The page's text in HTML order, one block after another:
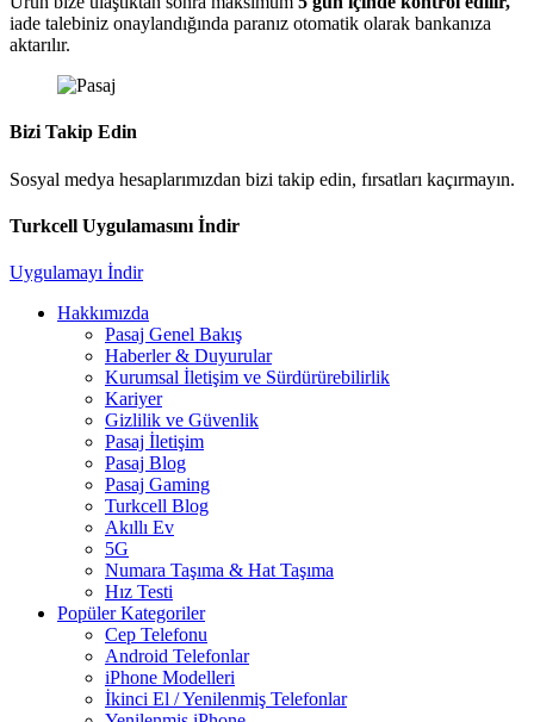
iade talebiniz onaylandığında paranız otomatik olarak bankanıza
aktarılır.
Bizi Takip Edin
Sosyal medya hesaplarımızdan bizi takip edin, fırsatları kaçırmayın.
Turkcell Uygulamasını İndir
Uygulamayı İndir
Hakkımızda
Pasaj Genel Bakış
Haberler & Duyurular
Kurumsal İletişim ve Sürdürürebilirlik
Kariyer
Gizlilik ve Güvenlik
Pasaj İletişim
Pasaj Blog
Pasaj Gaming
Turkcell Blog
Akıllı Ev
5G
Numara Taşıma & Hat Taşıma
Hız Testi
Popüler Kategoriler
Cep Telefonu
Android Telefonlar
iPhone Modelleri
İkinci El / Yenilenmiş Telefonlar